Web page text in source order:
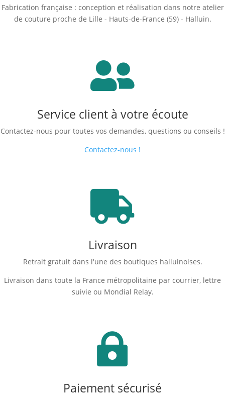
Fabrication française : conception et réalisation dans notre atelier
de couture proche de Lille - Hauts-de-France (59) - Halluin.

Service client à votre écoute
Contactez-nous pour toutes vos demandes, questions ou conseils !
Contactez-nous !

Livraison
Retrait gratuit dans l'une des boutiques halluinoises.
Livraison dans toute la France métropolitaine par courrier, lettre
suivie ou Mondial Relay.

Paiement sécurisé